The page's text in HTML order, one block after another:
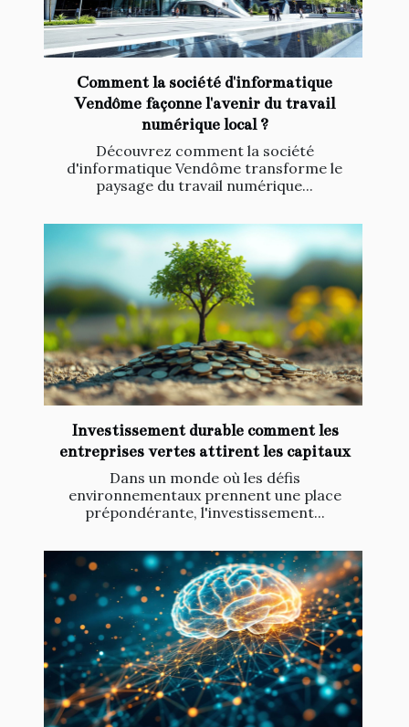
Comment la société d'informatique
Vendôme façonne l'avenir du travail
numérique local ?
Découvrez comment la société
d'informatique Vendôme transforme le
paysage du travail numérique...
Investissement durable comment les
entreprises vertes attirent les capitaux
Dans un monde où les défis
environnementaux prennent une place
prépondérante, l'investissement...